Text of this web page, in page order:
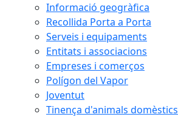
Informació geogràfica
Recollida Porta a Porta
Serveis i equipaments
Entitats i associacions
Empreses i comerços
Polígon del Vapor
Joventut
Tinença d'animals domèstics